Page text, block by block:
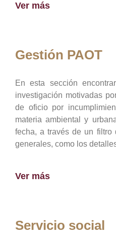
Ver más
Gestión PAOT
En esta sección
investigación motivadas
de oficio por
materia ambiental y
fecha, a través de un filtro
generales, como los
Ver más
Servicio social